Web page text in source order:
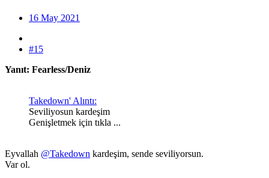
16 May 2021
#15
Yanıt: Fearless/Deniz
Takedown' Alıntı:
Seviliyosun kardeşim
Genişletmek için tıkla ...
Eyvallah @Takedown kardeşim, sende seviliyorsun.
Var ol.